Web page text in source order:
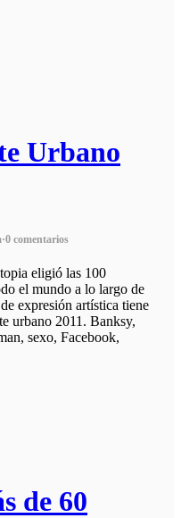
Urbano
·0 comentarios
eligió las 100
el mundo a lo largo de
expresión artística tiene
urbano 2011. Banksy,
sexo, Facebook,
de 60